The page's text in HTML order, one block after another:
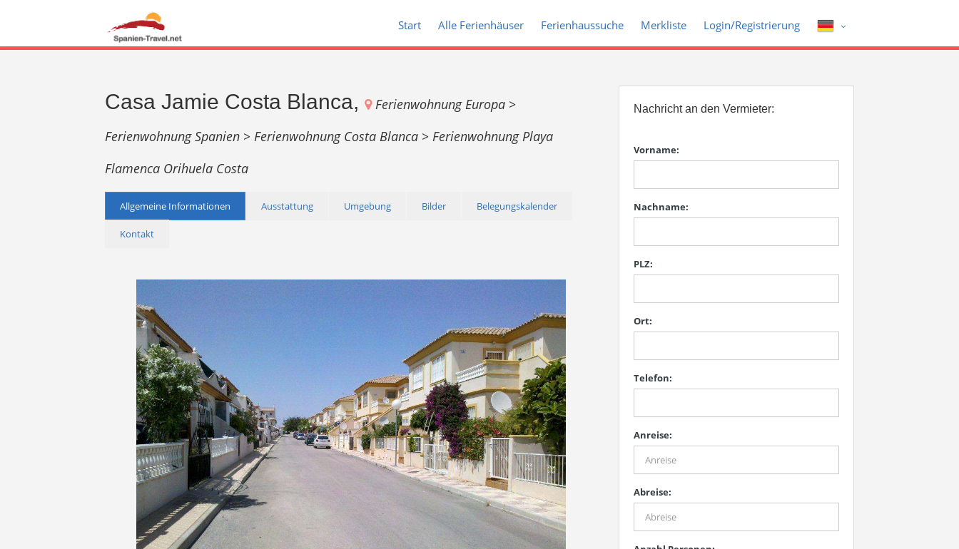
Login/Registrierung
Merkliste
Ferienhaussuche
Alle Ferienhäuser
Start
Casa Jamie Costa Blanca,
Ferienwohnung Europa >
Ferienwohnung Spanien > Ferienwohnung Costa Blanca > Ferienwohnung Playa
Flamenca Orihuela Costa
Allgemeine Informationen Ausstattung Umgebung Bilder Belegungskalender
Kontakt
Nachricht an den Vermieter:
Vorname:
Nachname:
PLZ:
Ort:
Telefon:
Anreise:
Abreise: